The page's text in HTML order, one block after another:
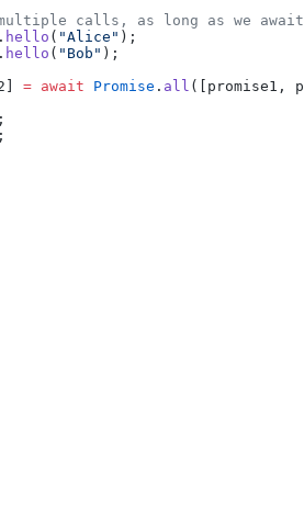
calls, as long as we
hello ( "Alice" );
hello ( "Bob" );
= await Promise . all ([promise1,